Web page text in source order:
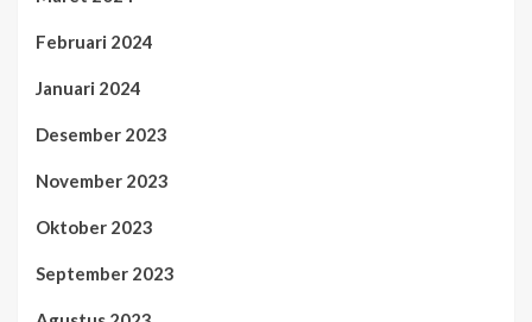
Februari 2024
Januari 2024
Desember 2023
November 2023
Oktober 2023
September 2023